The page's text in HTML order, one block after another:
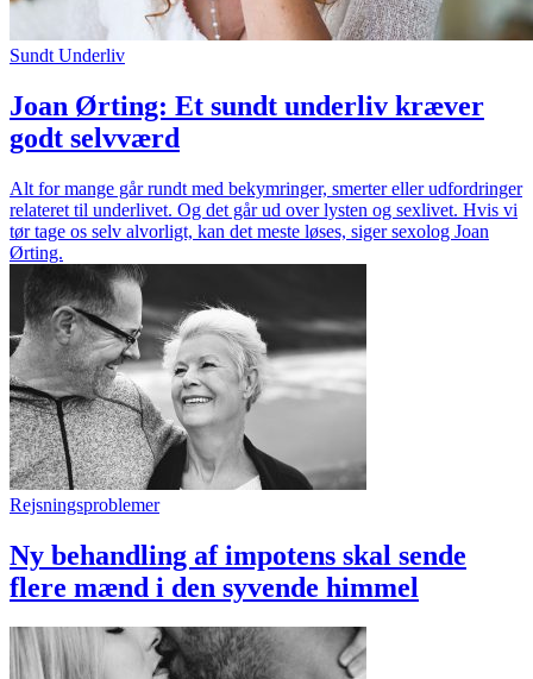
Sundt Underliv
Joan Ørting: Et sundt underliv kræver
godt selvværd
Alt for mange går rundt med bekymringer, smerter eller udfordringer
relateret til underlivet. Og det går ud over lysten og sexlivet. Hvis vi
tør tage os selv alvorligt, kan det meste løses, siger sexolog Joan
Ørting.
Rejsningsproblemer
Ny behandling af impotens skal sende
flere mænd i den syvende himmel